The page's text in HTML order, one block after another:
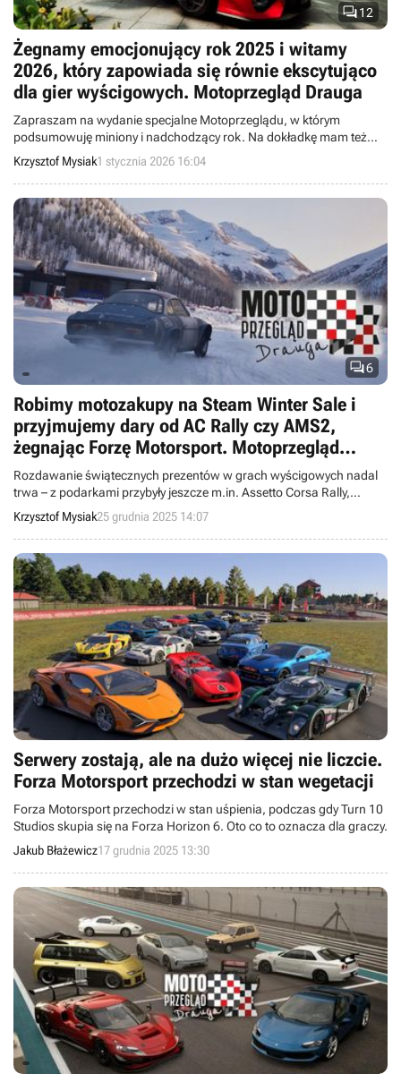
12
Żegnamy emocjonujący rok 2025 i witamy
2026, który zapowiada się równie ekscytująco
dla gier wyścigowych. Motoprzegląd Drauga
Zapraszam na wydanie specjalne Motoprzeglądu, w którym
podsumowuję miniony i nadchodzący rok. Na dokładkę mam też
świeże wieści o TDU: Solar Crown.
Krzysztof Mysiak1 stycznia 2026 16:04
6
Robimy motozakupy na Steam Winter Sale i
przyjmujemy dary od AC Rally czy AMS2,
żegnając Forzę Motorsport. Motoprzegląd
Drauga
Rozdawanie świątecznych prezentów w grach wyścigowych nadal
trwa – z podarkami przybyły jeszcze m.in. Assetto Corsa Rally,
Automobilista 2 i Wreckfest 2. Niczego nie dostaniemy już za to od
Forzy Motorsport...
Krzysztof Mysiak25 grudnia 2025 14:07
Serwery zostają, ale na dużo więcej nie liczcie.
Forza Motorsport przechodzi w stan wegetacji
Forza Motorsport przechodzi w stan uśpienia, podczas gdy Turn 10
Studios skupia się na Forza Horizon 6. Oto co to oznacza dla graczy.
Jakub Błażewicz17 grudnia 2025 13:30